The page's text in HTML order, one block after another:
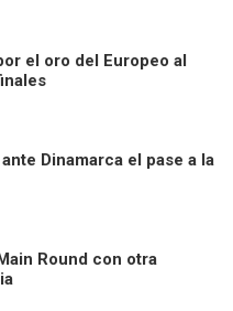
el oro del Europeo al
Dinamarca el pase a la
Round con otra